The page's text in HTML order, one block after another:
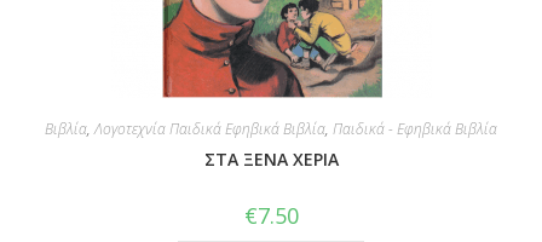
Βιβλία,Λογοτεχνία Παιδικά Εφηβικά Βιβλία, Παιδικά - Εφηβικά Βιβλία
ΣΤΑ ΞΕΝΑ ΧΕΡΙΑ
€7.50